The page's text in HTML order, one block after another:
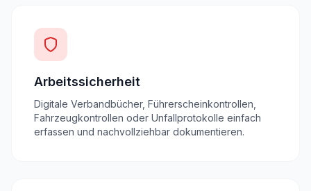
Arbeitssicherheit
Digitale Verbandbücher, Führerscheinkontrollen,
Fahrzeugkontrollen oder Unfallprotokolle einfach
erfassen und nachvollziehbar dokumentieren.